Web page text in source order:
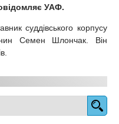
УАФ.
суддівського корпусу
Семен Шлончак. Він